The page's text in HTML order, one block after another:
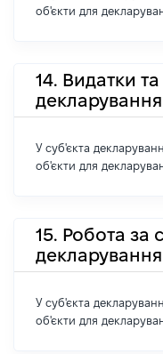
об'єкти для
14. Видатки
декларування
У суб'єкта
об'єкти для
15. Робота за
декларування
У суб'єкта
об'єкти для